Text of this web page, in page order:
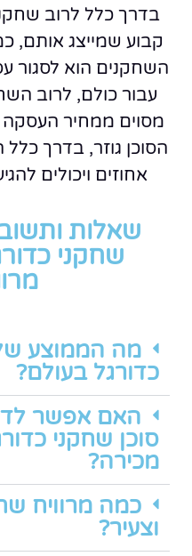
בדרך כלל לרוב
קבוע שמייצג אותם,
השחקנים הוא לסגור
עבור כולם, לרוב
מסוים ממחיר העסקה
הסוכן גוזר, בדרך
אחוזים ויכולים
שאלות
שחקני
מה הממוצע
כדורגל בעולם?
האם אפשר
סוכן שחקני
מכירה?
כמה מרוויח
וצעיר?